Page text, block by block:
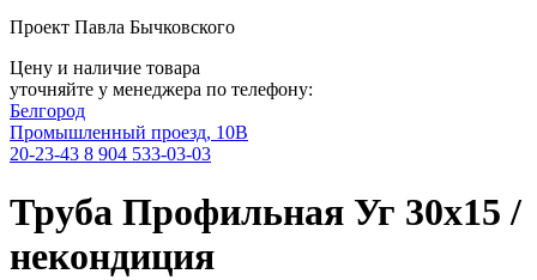
Проект Павла Бычковского
Цену и наличие товара
уточняйте у менеджера по телефону:
Белгород
Промышленный проезд, 10В
20-23-43 8 904 533-03-03
Труба Профильная Уг 30х15 /
некондиция